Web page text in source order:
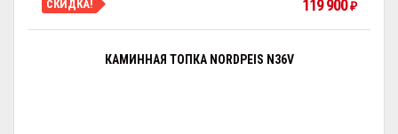
СКИДКА! 119 900₽
КАМИННАЯ ТОПКА NORDPEIS N36V